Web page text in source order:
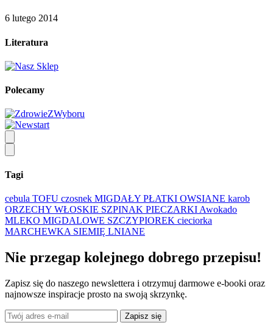
6 lutego 2014
Literatura
Polecamy
Tagi
cebula TOFU czosnek MIGDAŁY PŁATKI OWSIANE karob
ORZECHY WŁOSKIE SZPINAK PIECZARKI Awokado
MLEKO MIGDALOWE SZCZYPIOREK cieciorka
MARCHEWKA SIEMIĘ LNIANE
Nie przegap kolejnego dobrego przepisu!
Zapisz się do naszego newslettera i otrzymuj darmowe e-booki oraz
najnowsze inspiracje prosto na swoją skrzynkę.
Zapisz się